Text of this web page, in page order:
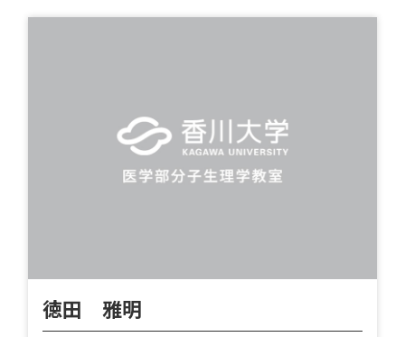
徳田 雅明